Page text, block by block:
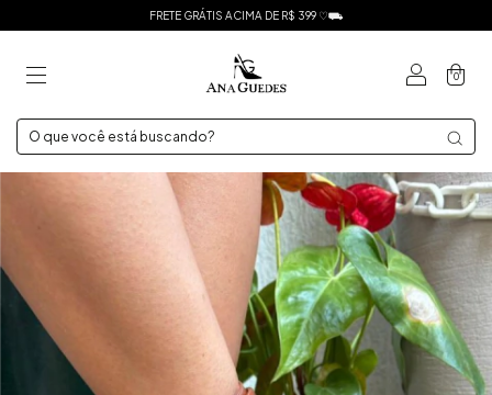
FRETE GRÁTIS ACIMA DE R$ 399 ♡⛟
0